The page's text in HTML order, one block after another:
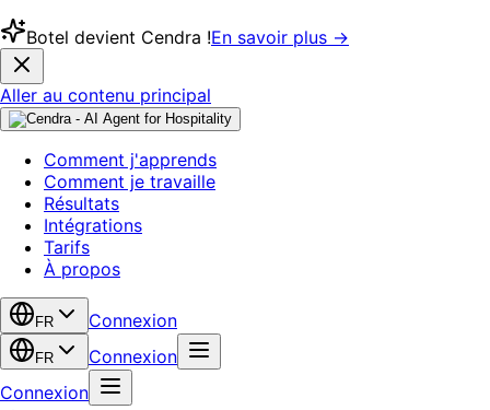
Botel devient Cendra !En savoir plus →
Aller au contenu principal
Comment j'apprends
Comment je travaille
Résultats
Intégrations
Tarifs
À propos
FR Connexion
FR
Connexion
Connexion